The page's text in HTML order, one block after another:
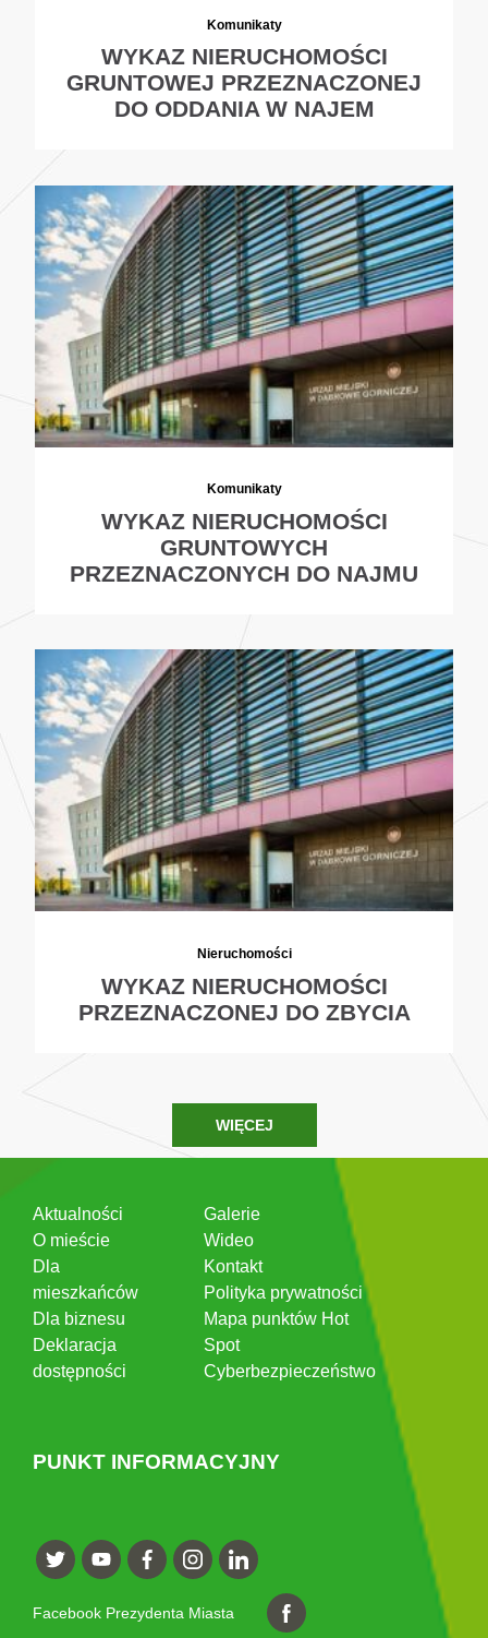
Komunikaty
WYKAZ NIERUCHOMOŚCI
GRUNTOWEJ PRZEZNACZONEJ
DO ODDANIA W NAJEM
Komunikaty
WYKAZ NIERUCHOMOŚCI
GRUNTOWYCH
PRZEZNACZONYCH DO NAJMU
Nieruchomości
WYKAZ NIERUCHOMOŚCI
PRZEZNACZONEJ DO ZBYCIA
WIĘCEJ
Aktualności
O mieście
Dla
mieszkańców
Dla biznesu
Deklaracja
dostępności
Galerie
Wideo
Kontakt
Polityka prywatności
Mapa punktów Hot
Spot
Cyberbezpieczeństwo
PUNKT INFORMACYJNY
Facebook Prezydenta Miasta